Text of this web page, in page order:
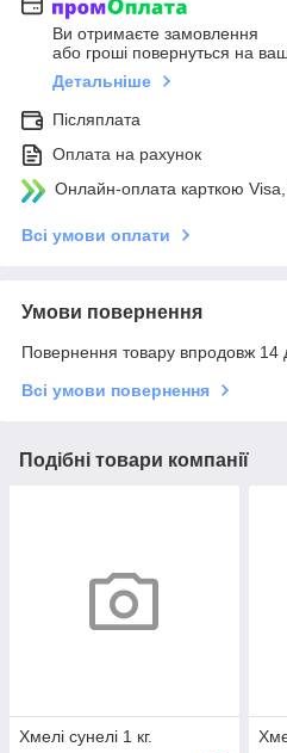
Ви отримаєте замовлення
або гроші повернуться на
Детальніше
Післяплата
Оплата на рахунок
Онлайн-оплата карткою
Всі умови оплати
Умови повернення
Повернення товару впродовж 14
Всі умови повернення
Подібні товари компанії
Хмелі сунелі 1 кг.